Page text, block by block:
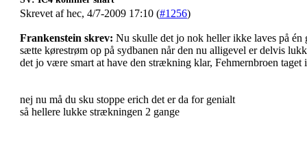
Skrevet af hec, 4/7-2009 17:10 (#1256)
Frankenstein skrev: Nu skulle det jo nok heller ikke laves på én
sætte kørestrøm op på sydbanen når den nu alligevel er delvis
det jo være smart at have den strækning klar, Fehmernbroen taget
nej nu må du sku stoppe erich det er da for genialt
så hellere lukke strækningen 2 gange